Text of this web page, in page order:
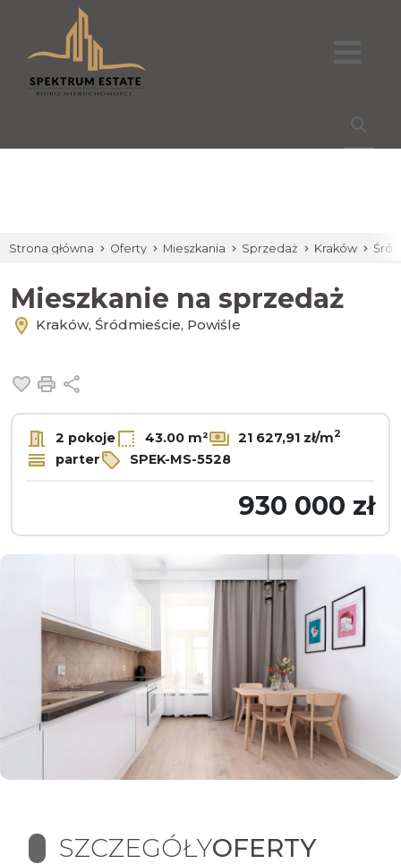
Strona główna Oferty Mieszkania Sprzedaż Kraków
Mieszkanie na sprzedaż
Kraków, Śródmieście, Powiśle
Dodaj do ulubionych
Drukuj
2 pokoje 43.00 m² 21 627,91 zł/m2
parter SPEK-MS-5528
930 000 zł
SZCZEGÓŁYOFERTY